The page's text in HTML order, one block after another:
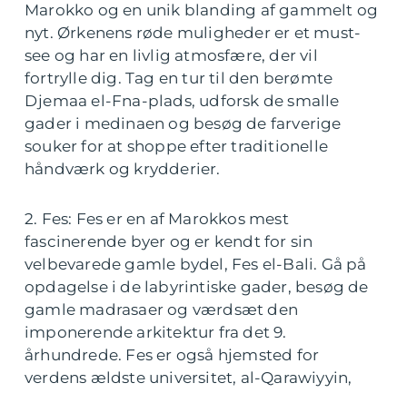
Marokko og en unik blanding af gammelt og
nyt. Ørkenens røde muligheder er et must-
see og har en livlig atmosfære, der vil
fortrylle dig. Tag en tur til den berømte
Djemaa el-Fna-plads, udforsk de smalle
gader i medinaen og besøg de farverige
souker for at shoppe efter traditionelle
håndværk og krydderier.
2. Fes: Fes er en af Marokkos mest
fascinerende byer og er kendt for sin
velbevarede gamle bydel, Fes el-Bali. Gå på
opdagelse i de labyrintiske gader, besøg de
gamle madrasaer og værdsæt den
imponerende arkitektur fra det 9.
århundrede. Fes er også hjemsted for
verdens ældste universitet, al-Qarawiyyin,